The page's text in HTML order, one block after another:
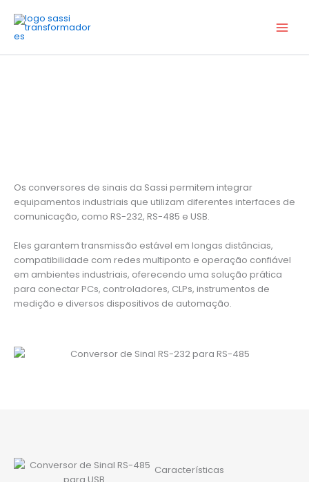
para
Os conversores de sinais da Sassi permitem integrar
equipamentos industriais que utilizam diferentes interfaces de
comunicação, como RS-232, RS-485 e USB.
Eles garantem transmissão estável em longas distâncias,
compatibilidade com redes multiponto e operação confiável
em ambientes industriais, oferecendo uma solução prática
para conectar PCs, controladores, CLPs, instrumentos de
medição e diversos dispositivos de automação.
Características